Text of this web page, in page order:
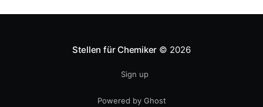
Stellen für Chemiker © 2026
Sign up
Powered by Ghost